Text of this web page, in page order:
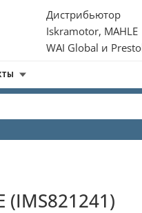
Дистрибьютор
Iskramotor, MAHLE
WAI Global и
(IMS821241)